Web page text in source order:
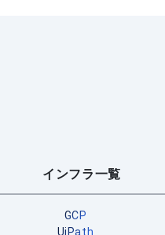
インフラ一覧
GCP
UiPath